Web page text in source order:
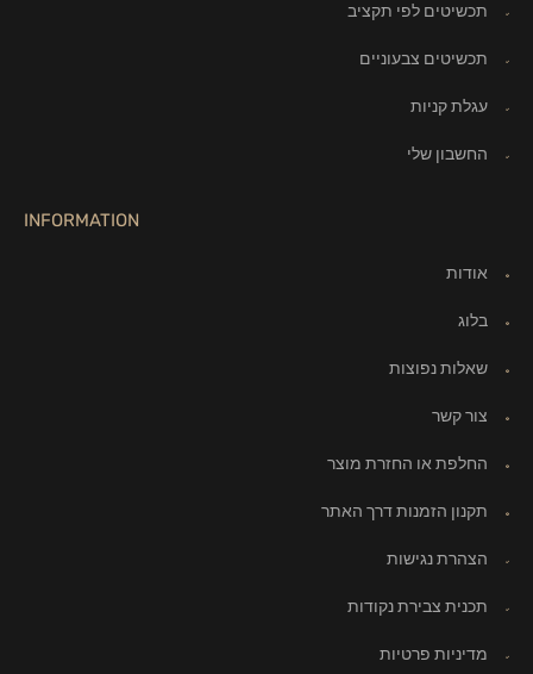
תכשיטים לפי תקציב
תכשיטים צבעוניים
עגלת קניות
החשבון שלי
INFORMATION
אודות
בלוג
שאלות נפוצות
צור קשר
החלפת או החזרת מוצר
תקנון הזמנות דרך האתר
הצהרת נגישות
תכנית צבירת נקודות
מדיניות פרטיות